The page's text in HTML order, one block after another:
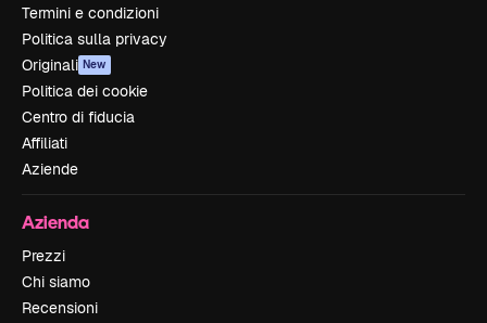
Termini e condizioni
Politica sulla privacy
Originali New
Politica dei cookie
Centro di fiducia
Affiliati
Aziende
Azienda
Prezzi
Chi siamo
Recensioni